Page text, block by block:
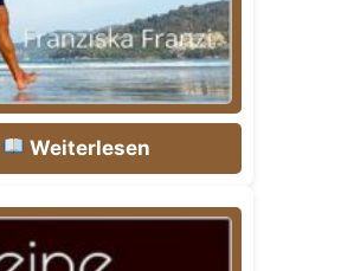
Weiterlesen